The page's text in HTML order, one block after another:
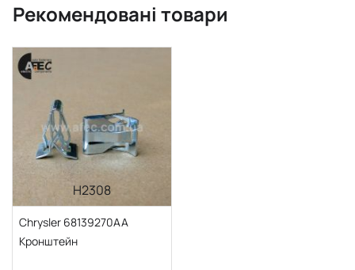
Рекомендовані товари
H2308
Chrysler 68139270AA
Кронштейн